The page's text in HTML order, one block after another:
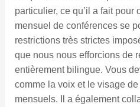
particulier, ce qu’il a fait pour
mensuel de conférences se
restrictions très strictes
que nous nous efforcions de
entièrement bilingue. Vous
comme la voix et le visage
mensuels. Il a également